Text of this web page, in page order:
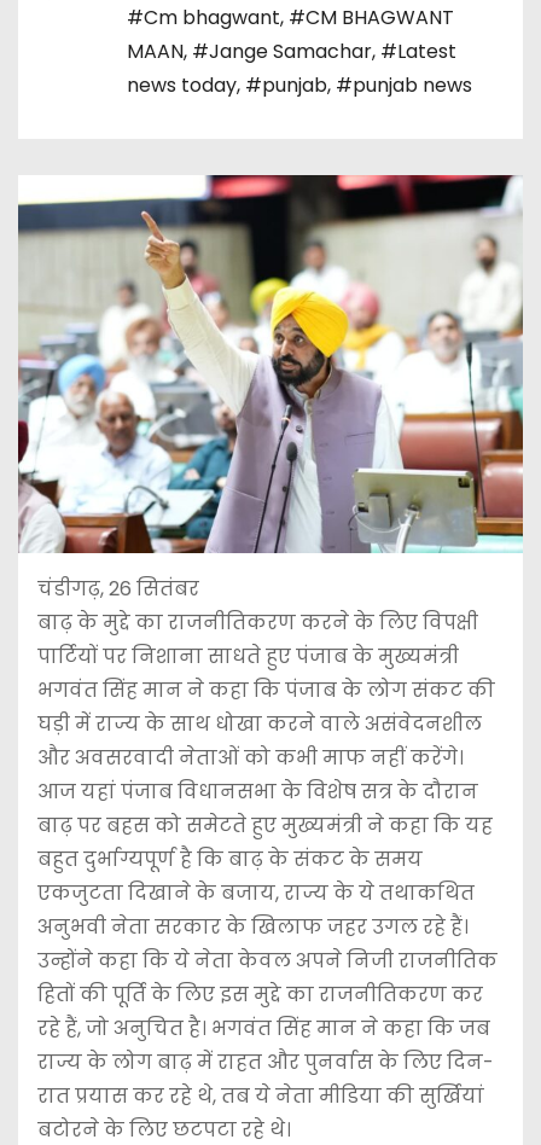
#Cm bhagwant, #CM BHAGWANT
MAAN, #Jange Samachar, #Latest
news today, #punjab, #punjab news
चंडीगढ़, 26 सितंबर
बाढ़ के मुद्दे का राजनीतिकरण करने के लिए विपक्षी
पार्टियों पर निशाना साधते हुए पंजाब के मुख्यमंत्री
भगवंत सिंह मान ने कहा कि पंजाब के लोग संकट की
घड़ी में राज्य के साथ धोखा करने वाले असंवेदनशील
और अवसरवादी नेताओं को कभी माफ नहीं करेंगे।
आज यहां पंजाब विधानसभा के विशेष सत्र के दौरान
बाढ़ पर बहस को समेटते हुए मुख्यमंत्री ने कहा कि यह
बहुत दुर्भाग्यपूर्ण है कि बाढ़ के संकट के समय
एकजुटता दिखाने के बजाय, राज्य के ये तथाकथित
अनुभवी नेता सरकार के खिलाफ जहर उगल रहे हैं।
उन्होंने कहा कि ये नेता केवल अपने निजी राजनीतिक
हितों की पूर्ति के लिए इस मुद्दे का राजनीतिकरण कर
रहे हैं, जो अनुचित है। भगवंत सिंह मान ने कहा कि जब
राज्य के लोग बाढ़ में राहत और पुनर्वास के लिए दिन-
रात प्रयास कर रहे थे, तब ये नेता मीडिया की सुर्खियां
बटोरने के लिए छटपटा रहे थे।